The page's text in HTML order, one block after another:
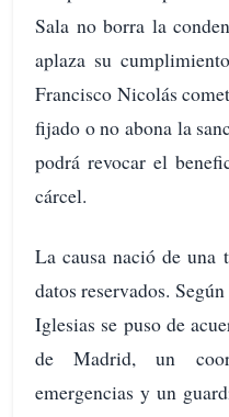
Sala no borra la
aplaza su
Francisco Nicolás
fijado o no abona la
podrá revocar el
cárcel.
La causa nació de una
datos reservados.
Iglesias se puso de
de Madrid, un
emergencias y un